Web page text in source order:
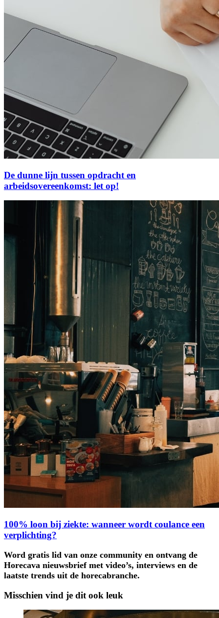
De dunne lijn tussen opdracht en
arbeidsovereenkomst: let op!
100% loon bij ziekte: wanneer wordt coulance een
verplichting?
Word gratis lid van onze community en ontvang de
Horecava nieuwsbrief met video’s, interviews en de
laatste trends uit de horecabranche.
Misschien vind je dit ook leuk